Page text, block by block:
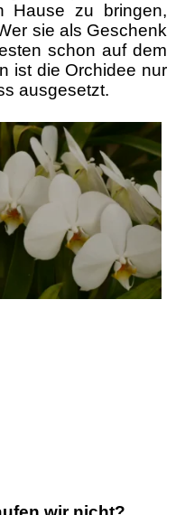
Hause zu bringen,
sie als Geschenk
schon auf dem
ist die Orchidee nur
ausgesetzt.